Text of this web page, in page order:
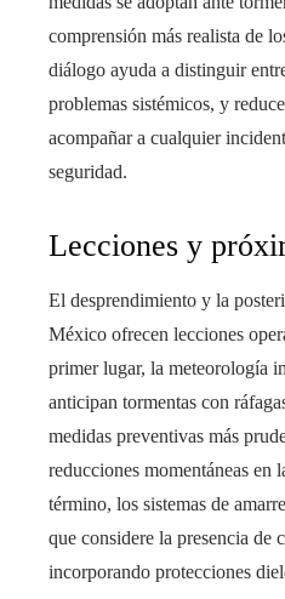
comprensión más realista de
diálogo ayuda a distinguir
problemas sistémicos, y
acompañar a cualquier
seguridad.
Lecciones y
El desprendimiento y la
México ofrecen lecciones
primer lugar, la meteorología
anticipan tormentas con
medidas preventivas más
reducciones momentáneas en
término, los sistemas de
que considere la presencia de
incorporando protecciones